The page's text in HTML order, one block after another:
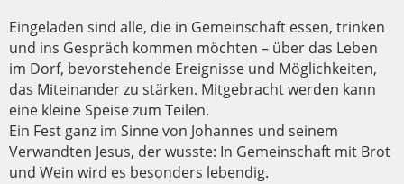
Eingeladen sind alle, die in Gemeinschaft essen, trinken
und ins Gespräch kommen möchten – über das Leben
im Dorf, bevorstehende Ereignisse und Möglichkeiten,
das Miteinander zu stärken. Mitgebracht werden kann
eine kleine Speise zum Teilen.
Ein Fest ganz im Sinne von Johannes und seinem
Verwandten Jesus, der wusste: In Gemeinschaft mit Brot
und Wein wird es besonders lebendig.